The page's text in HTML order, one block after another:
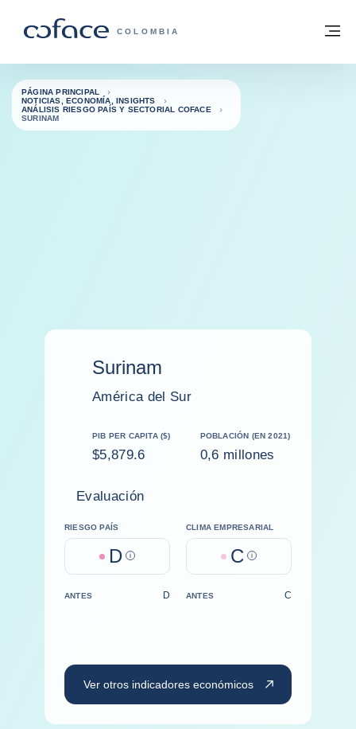
COFACE - FOR TRADE
COLOMBIA
Volver a la página principal
PÁGINA PRINCIPAL
NOTICIAS, ECONOMÍA, INSIGHTS
ANÁLISIS RIESGO PAÍS Y SECTORIAL COFACE
SURINAM
Surinam
América del Sur
PIB PER CAPITA ($)
$5,879.6
POBLACIÓN (EN 2021)
0,6 millones
Evaluación
RIESGO PAÍS
D Help
CLIMA EMPRESARIAL
C Help
ANTES D ANTES C
Ver otros indicadores económicos